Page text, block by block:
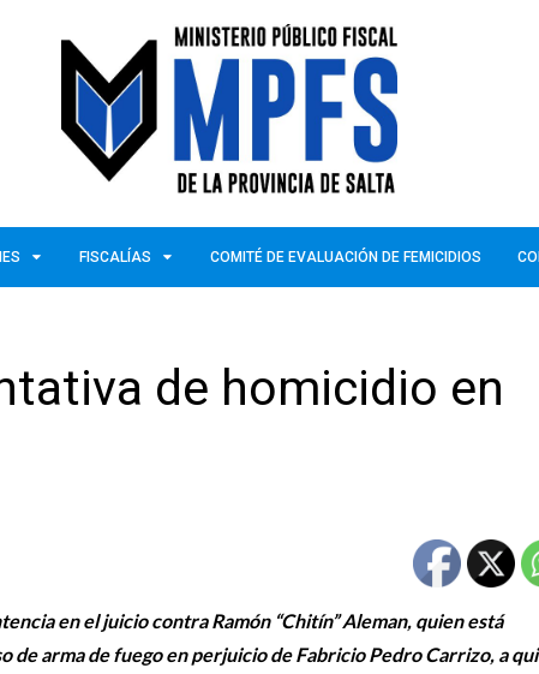
FISCALÍAS COMITÉ DE EVALUACIÓN DE FEMICIDIOS
de homicidio en
en el juicio contra Ramón “Chitín” Aleman, quien está
arma de fuego en perjuicio de Fabricio Pedro Carrizo, a